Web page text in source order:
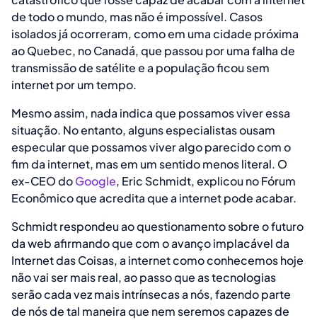
de todo o mundo, mas não é impossível. Casos
isolados já ocorreram, como em uma cidade próxima
ao Quebec, no Canadá, que passou por uma falha de
transmissão de satélite e a população ficou sem
internet por um tempo.
Mesmo assim, nada indica que possamos viver essa
situação. No entanto, alguns especialistas ousam
especular que possamos viver algo parecido com o
fim da internet, mas em um sentido menos literal. O
ex-CEO doGoogle, Eric Schmidt, explicou no Fórum
Econômico que acredita que a internet pode acabar.
Schmidt respondeu ao questionamento sobre o futuro
da web afirmando que com o avanço implacável da
Internet das Coisas, a internet como conhecemos hoje
não vai ser mais real, ao passo que as tecnologias
serão cada vez mais intrínsecas a nós, fazendo parte
de nós de tal maneira que nem seremos capazes de